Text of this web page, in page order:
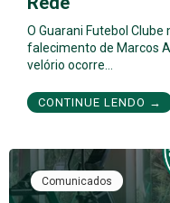
O Guarani Futebol
falecimento de Marcos
velório ocorre…
CONTINUE LENDO →
Comunicados